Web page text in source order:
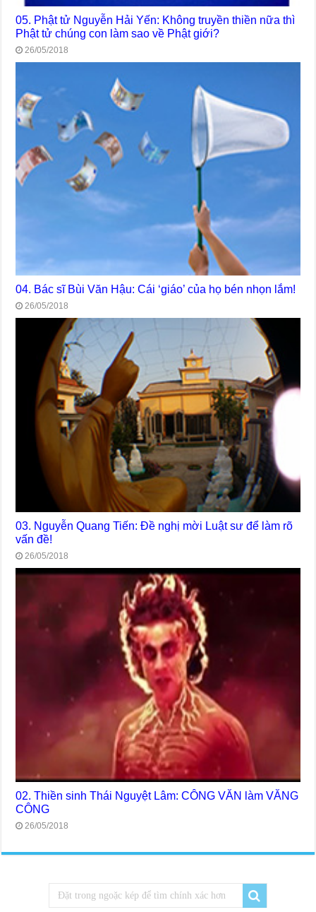
05. Phật tử Nguyễn Hải Yến: Không truyền thiền nữa thì
Phật tử chúng con làm sao về Phật giới?
26/05/2018
04. Bác sĩ Bùi Văn Hậu: Cái ‘giáo’ của họ bén nhọn lắm!
26/05/2018
03. Nguyễn Quang Tiến: Đề nghị mời Luật sư để làm rõ
vấn đề!
26/05/2018
02. Thiền sinh Thái Nguyệt Lâm: CÔNG VĂN làm VĂNG
CÔNG
26/05/2018